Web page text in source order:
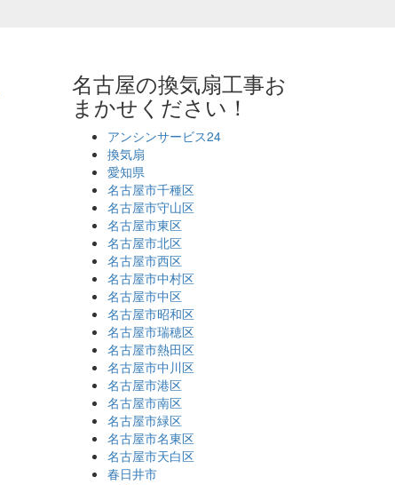
名古屋の換気扇工事お
まかせください！
アンシンサービス24
換気扇
愛知県
名古屋市千種区
名古屋市守山区
名古屋市東区
名古屋市北区
名古屋市西区
名古屋市中村区
名古屋市中区
名古屋市昭和区
名古屋市瑞穂区
名古屋市熱田区
名古屋市中川区
名古屋市港区
名古屋市南区
名古屋市緑区
名古屋市名東区
名古屋市天白区
春日井市